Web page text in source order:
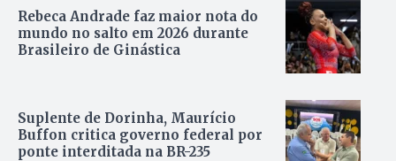
Rebeca Andrade faz maior nota do
mundo no salto em 2026 durante
Brasileiro de Ginástica
Suplente de Dorinha, Maurício
Buffon critica governo federal por
ponte interditada na BR-235